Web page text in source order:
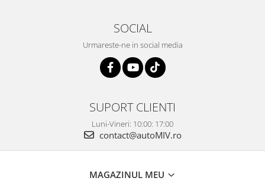
SOCIAL
Urmareste-ne in social media
SUPORT CLIENTI
Luni-Vineri: 10:00: 17:00
contact@autoMIV.ro
MAGAZINUL MEU